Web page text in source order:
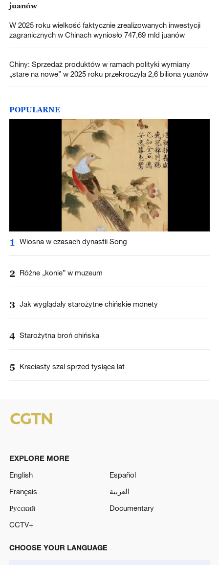
juanów
W 2025 roku wielkość faktycznie zrealizowanych inwestycji
zagranicznych w Chinach wyniosło 747,69 mld juanów
Chiny: Sprzedaż produktów w ramach polityki wymiany
„stare na nowe” w 2025 roku przekroczyła 2,6 biliona yuanów
POPULARNE
1 Wiosna w czasach dynastii Song
2 Różne „konie” w muzeum
3 Jak wyglądały starożytne chińskie monety
4 Starożytna broń chińska
5 Kraciasty szal sprzed tysiąca lat
EXPLORE MORE
English
Español
Français
العربية
Русский
Documentary
CCTV+
CHOOSE YOUR LANGUAGE